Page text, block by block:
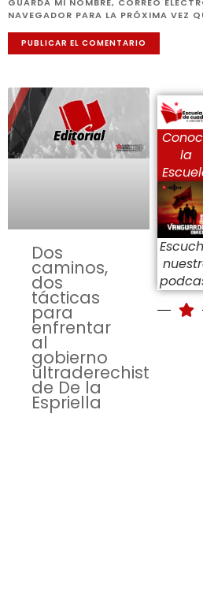
NAVEGADOR PARA LA PRÓXIMA VEZ
Dos
caminos,
dos
tácticas
para
enfrentar
al
gobierno
ultraderechista
de De la
Espriella
la